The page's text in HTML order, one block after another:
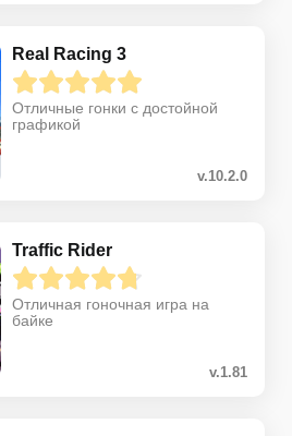
Real Racing 3
Отличные гонки с достойной
графикой
v.10.2.0
Traffic Rider
Отличная гоночная игра на
байке
v.1.81